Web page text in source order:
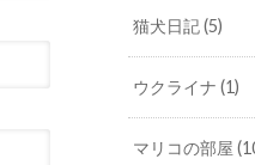
猫犬日記(5)
ウクライナ(1)
マリコの部屋